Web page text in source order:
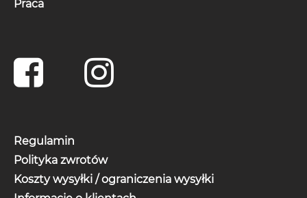
Praca
Regulamin
Polityka zwrotów
Koszty wysyłki / ograniczenia wysyłki